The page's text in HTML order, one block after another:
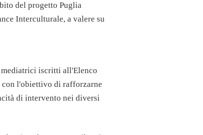
del progetto Puglia
Interculturale, a valere su
iscritti all'Elenco
con l'obiettivo di rafforzarne
di intervento nei diversi